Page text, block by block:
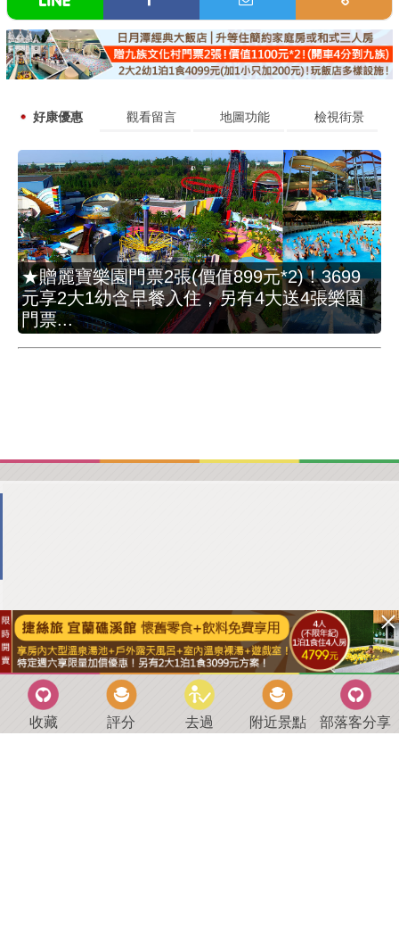
好康優惠 觀看留言 地圖功能 檢視街景
★贈麗寶樂園門票2張(價值899元*2)！3699
元享2大1幼含早餐入住，另有4大送4張樂園
門票...
收藏 評分 去過 附近景點 部落客分享